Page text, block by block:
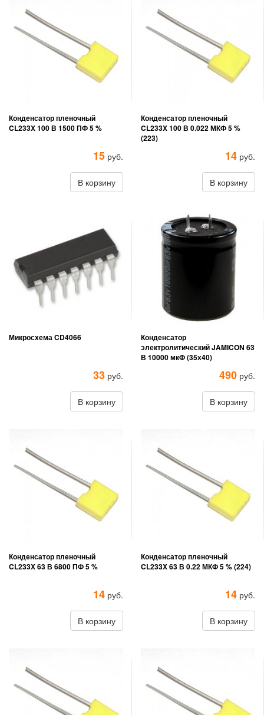
Конденсатор пленочный
CL233X 100 В 1500 ПФ 5 %
15 руб.
В корзину
Конденсатор пленочный
CL233X 100 В 0.022 МКФ 5 %
(223)
14 руб.
В корзину
Микросхема CD4066
33 руб.
В корзину
Конденсатор
электролитический JAMICON 63
В 10000 мкФ (35х40)
490 руб.
В корзину
Конденсатор пленочный
CL233X 63 В 6800 ПФ 5 %
14 руб.
В корзину
Конденсатор пленочный
CL233X 63 В 0.22 МКФ 5 % (224)
14 руб.
В корзину